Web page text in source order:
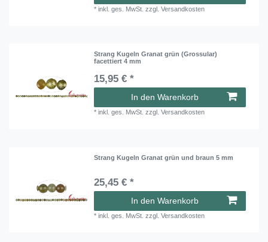
*inkl. ges. MwSt. zzgl.Versandkosten
Strang Kugeln Granat grün (Grossular)
facettiert 4 mm
15,95 € *
In den Warenkorb
*inkl. ges. MwSt. zzgl.Versandkosten
Strang Kugeln Granat grün und braun 5 mm
25,45 € *
In den Warenkorb
*inkl. ges. MwSt. zzgl.Versandkosten